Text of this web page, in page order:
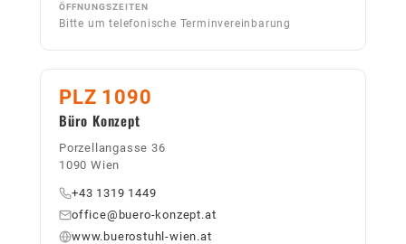
ÖFFNUNGSZEITEN
Bitte um telefonische Terminvereinbarung
PLZ 1090
Büro Konzept
Porzellangasse 36
1090 Wien
+43 1319 1449
office@buero-konzept.at
www.buerostuhl-wien.at